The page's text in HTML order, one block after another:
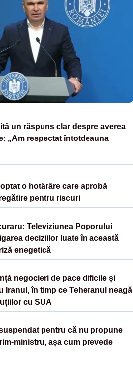
un răspuns clar despre averea
„Am respectat întotdeauna
o hotărâre care aprobă
pentru riscuri
Televiziunea Poporului
deciziilor luate în această
enegetică
negocieri de pace dificile și
Iranul, în timp ce Teheranul neagă
cu SUA
pentru că nu propune
ministru, așa cum prevede